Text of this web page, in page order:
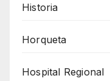
Historia
Horqueta
Hospital Regional